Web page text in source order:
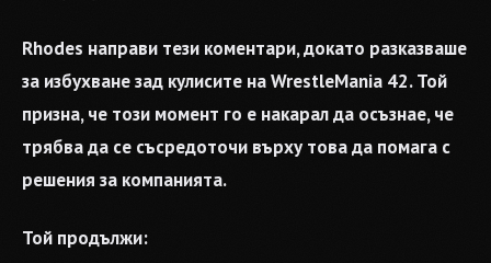
Rhodes направи тези коментари, докато разказваше
за избухване зад кулисите на WrestleMania 42. Той
призна, че този момент го е накарал да осъзнае, че
трябва да се съсредоточи върху това да помага с
решения за компанията.
Той продължи: